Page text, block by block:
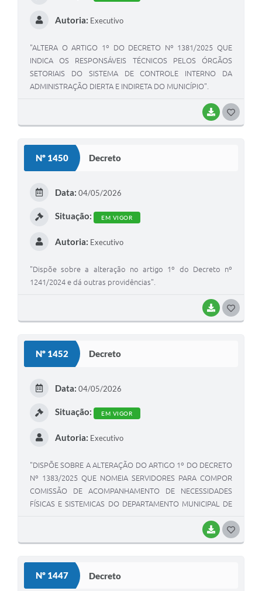
BAIXAR
Autoria: Executivo
"ALTERA O ARTIGO 1º DO DECRETO Nº 1381/2025 QUE
INDICA OS RESPONSÁVEIS TÉCNICOS PELOS ÓRGÃOS
SETORIAIS DO SISTEMA DE CONTROLE INTERNO DA
ADMINISTRAÇÃO DIERTA E INDIRETA DO MUNICÍPIO".
Nº 1450 Decreto
BAIXAR
Data: 04/05/2026
Situação: EM VIGOR
Autoria: Executivo
"Dispõe sobre a alteração no artigo 1º do Decreto nº
1241/2024 e dá outras providências".
Nº 1452 Decreto
BAIXAR
Data: 04/05/2026
Situação: EM VIGOR
Autoria: Executivo
"DISPÕE SOBRE A ALTERAÇÃO DO ARTIGO 1º DO DECRETO
Nº 1383/2025 QUE NOMEIA SERVIDORES PARA COMPOR
COMISSÃO DE ACOMPANHAMENTO DE NECESSIDADES
FÍSICAS E SISTEMICAS DO DEPARTAMENTO MUNICIPAL DE
Nº 1447 Decreto